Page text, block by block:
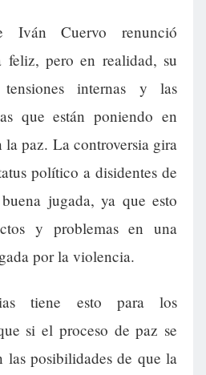
Iván Cuervo renunció
feliz, pero en realidad, su
internas y las
que están poniendo en
la paz. La controversia gira
político a disidentes de
jugada, ya que esto
y problemas en una
por la violencia.
tiene esto para los
si el proceso de paz se
las posibilidades de que la